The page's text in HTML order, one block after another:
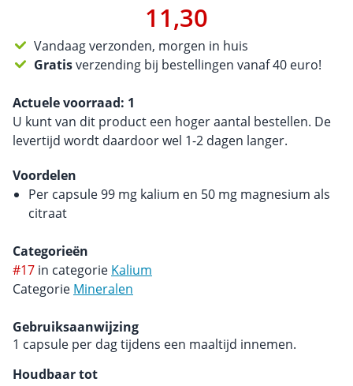
11,30
Vandaag verzonden, morgen in huis
Gratisverzending bij bestellingen vanaf 40 euro!
Actuele voorraad: 1
U kunt van dit product een hoger aantal bestellen. De
levertijd wordt daardoor wel 1-2 dagen langer.
Voordelen
Per capsule 99 mg kalium en 50 mg magnesium als
citraat
Categorieën
#17 in categorie Kalium
Categorie Mineralen
Gebruiksaanwijzing
1 capsule per dag tijdens een maaltijd innemen.
Houdbaar tot